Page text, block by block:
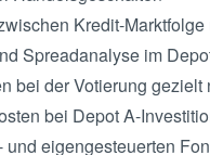
Kredit-Marktfolge
Spreadanalyse im
bei der Votierung gezielt
bei Depot A-
eigengesteuerten